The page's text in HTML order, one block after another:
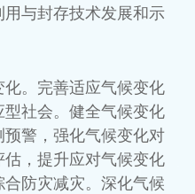
与封存技术发展和示
化。完善适应气候变化
社会。健全气候变化
警，强化气候变化对
，提升应对气候变化
防灾减灾。深化气候